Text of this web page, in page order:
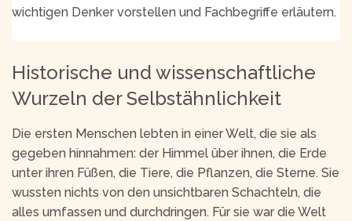
wichtigen Denker vorstellen und Fachbegriffe erläutern.
Historische und wissenschaftliche
Wurzeln der Selbstähnlichkeit
Die ersten Menschen lebten in einer Welt, die sie als
gegeben hinnahmen: der Himmel über ihnen, die Erde
unter ihren Füßen, die Tiere, die Pflanzen, die Sterne. Sie
wussten nichts von den unsichtbaren Schachteln, die
alles umfassen und durchdringen. Für sie war die Welt